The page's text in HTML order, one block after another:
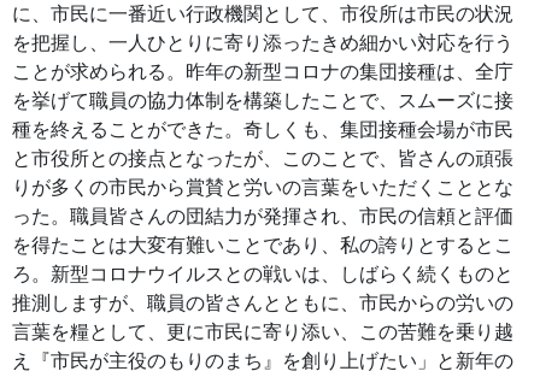
に、市民に一番近い行政機関として、市役所は市民の状況
を把握し、一人ひとりに寄り添ったきめ細かい対応を行う
ことが求められる。昨年の新型コロナの集団接種は、全庁
を挙げて職員の協力体制を構築したことで、スムーズに接
種を終えることができた。奇しくも、集団接種会場が市民
と市役所との接点となったが、このことで、皆さんの頑張
りが多くの市民から賞賛と労いの言葉をいただくこととな
った。職員皆さんの団結力が発揮され、市民の信頼と評価
を得たことは大変有難いことであり、私の誇りとするとこ
ろ。新型コロナウイルスとの戦いは、しばらく続くものと
推測しますが、職員の皆さんとともに、市民からの労いの
言葉を糧として、更に市民に寄り添い、この苦難を乗り越
え『市民が主役のもりのまち』を創り上げたい」と新年の